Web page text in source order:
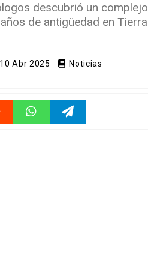
descubrió un complejo
de antigüedad en Tierra
10 Abr 2025
Noticias